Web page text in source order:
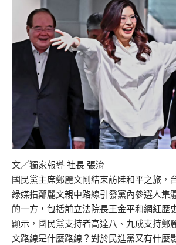
文／獨家報導 社長 張淯
國民黨主席鄭麗文剛結束訪陸和平之旅，
綠媒指鄭麗文親中路線引發黨內參選人集
的一方，包括前立法院長王金平和網紅歷
顯示，國民黨支持者高達八、九成支持鄭
文路線是什麼路線？對於民進黨又有什麼